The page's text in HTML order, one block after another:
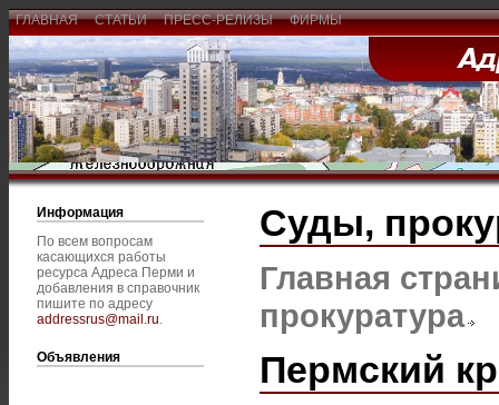
ГЛАВНАЯ СТАТЬИ ПРЕСС-РЕЛИЗЫ ФИРМЫ
Информация
По всем вопросам
касающихся работы
ресурса Адреса Перми и
добавления в справочник
пишите по адресу
addressrus@mail.ru.
Объявления
Суды,
Главная
прокуратура
Пермский